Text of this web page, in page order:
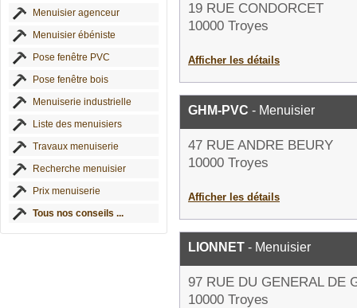
Menuisier agenceur
Menuisier ébéniste
Pose fenêtre PVC
Pose fenêtre bois
Menuiserie industrielle
Liste des menuisiers
Travaux menuiserie
Recherche menuisier
Prix menuiserie
Tous nos conseils ...
19 RUE CONDORCET
10000 Troyes
Afficher les détails
GHM-PVC - Menuisier
47 RUE ANDRE BEURY
10000 Troyes
Afficher les détails
LIONNET - Menuisier
97 RUE DU GENERAL DE
10000 Troyes